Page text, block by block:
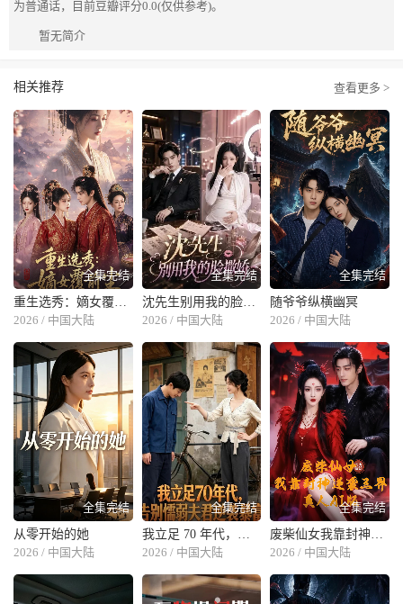
为普通话，目前豆瓣评分0.0(仅供参考)。
暂无简介
相关推荐 查看更多 >
全集完结
2026 / 中国大陆
全集完结
沈先生别用我的脸撒娇
2026 / 中国大陆
全集完结
随爷爷纵横幽冥
2026 / 中国大陆
全集完结
从零开始的她
2026 / 中国大陆
全集完结
2026 / 中国大陆
全集完结
2026 / 中国大陆